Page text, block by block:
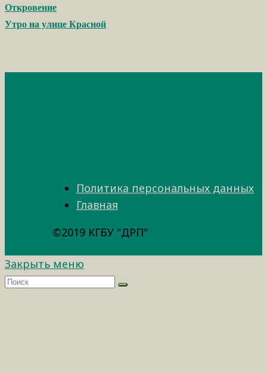
Откровение
Утро на улице Красной
Политика персональных данных
Главная
©2019 КГБУ "ДРП"
Закрыть меню